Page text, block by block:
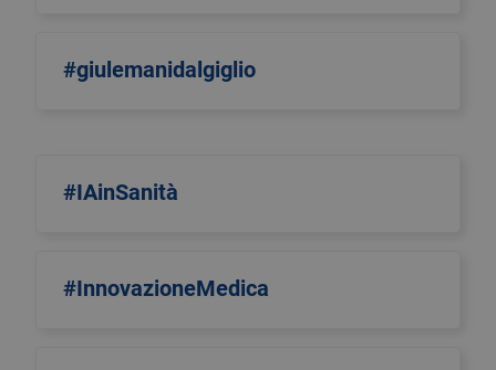
#giulemanidalgiglio
#IAinSanità
#InnovazioneMedica